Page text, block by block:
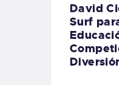
David
Surf